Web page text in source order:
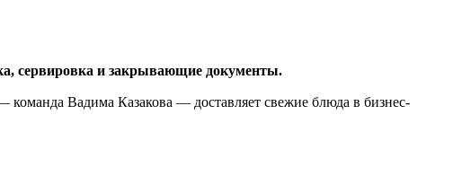
сервировка и закрывающие документы.
команда Вадима Казакова — доставляет свежие блюда в бизнес-